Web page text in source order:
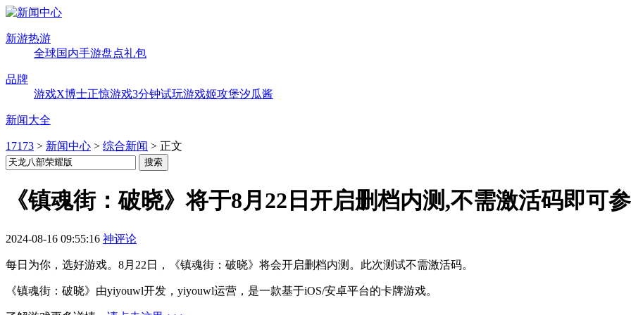
新游热游
全球国内手游盘点礼包
品牌
游戏X博士正惊游戏3分钟试玩游戏姬攻堡汐瓜酱
新闻大全
17173 > 新闻中心 > 综合新闻 > 正文
《镇魂街：破晓》将于8月22日开启删档内测,不需激活码即可
2024-08-16 09:55:16 神评论
每日为你，选好游戏。8月22日，《镇魂街：破晓》将会开启删档内测。此次测试不需激活码。
《镇魂街：破晓》由yiyouwl开发，yiyouwl运营，是一款基于iOS/安卓平台的卡牌游戏。